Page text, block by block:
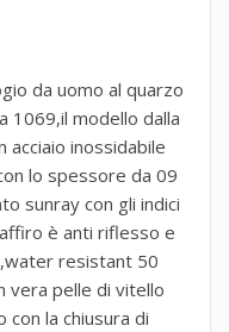
da uomo al quarzo
1069,il modello dalla
inossidabile
lo spessore da 09
sunray con gli indici
è anti riflesso e
resistant 50
vera pelle di vitello
con la chiusura di